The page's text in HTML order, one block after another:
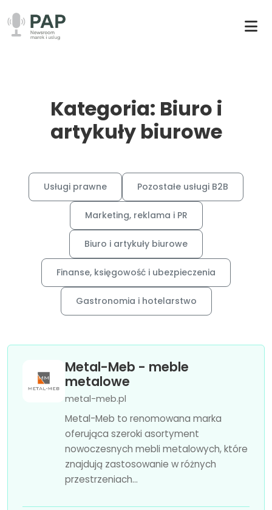
Kategoria: Biuro i
artykuły biurowe
Usługi prawne Pozostałe usługi B2B
Marketing, reklama i PR
Biuro i artykuły biurowe
Finanse, księgowość i ubezpieczenia
Gastronomia i hotelarstwo
Metal-Meb - meble
metalowe
metal-meb.pl
Metal-Meb to renomowana marka
oferująca szeroki asortyment
nowoczesnych mebli metalowych, które
znajdują zastosowanie w różnych
przestrzeniach...